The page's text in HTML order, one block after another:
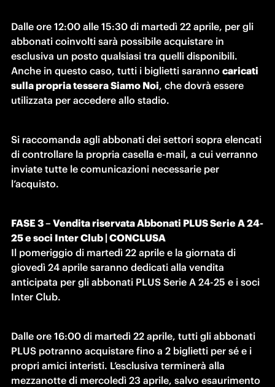
Dalle ore 12:00 alle 15:30 di martedì 22 aprile, per gli
abbonati coinvolti sarà possibile acquistare in
esclusiva un posto qualsiasi tra quelli disponibili.
Anche in questo caso, tutti i biglietti saranno caricati
sulla propria tessera Siamo Noi, che dovrà essere
utilizzata per accedere allo stadio.
Si raccomanda agli abbonati dei settori sopra elencati
di controllare la propria casella e-mail, a cui verranno
inviate tutte le comunicazioni necessarie per
l’acquisto.
FASE 3 – Vendita riservata Abbonati PLUS Serie A 24-
25 e soci Inter Club | CONCLUSA
Il pomeriggio di martedì 22 aprile e la giornata di
giovedì 24 aprile saranno dedicati alla vendita
anticipata per gli abbonati PLUS Serie A 24-25 e i soci
Inter Club.
Dalle ore 16:00 di martedì 22 aprile, tutti gli abbonati
PLUS potranno acquistare fino a 2 biglietti per sé e i
propri amici interisti. L’esclusiva terminerà alla
mezzanotte di mercoledì 23 aprile, salvo esaurimento